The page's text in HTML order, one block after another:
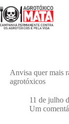
para
o
conteúdo
Anvisa quer mais
agrotóxicos
11 de julho
Um